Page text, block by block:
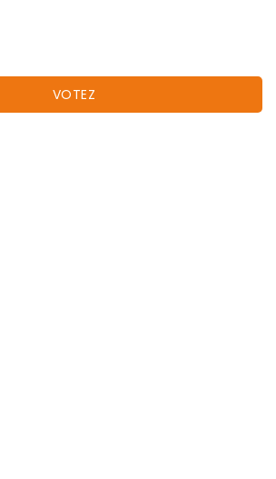
VOTEZ